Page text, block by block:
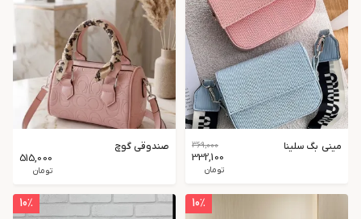
مینی بگ سلینا 369,000
332,100
تومان
صندوقی گوچ
515,000
تومان
10٪ 10٪